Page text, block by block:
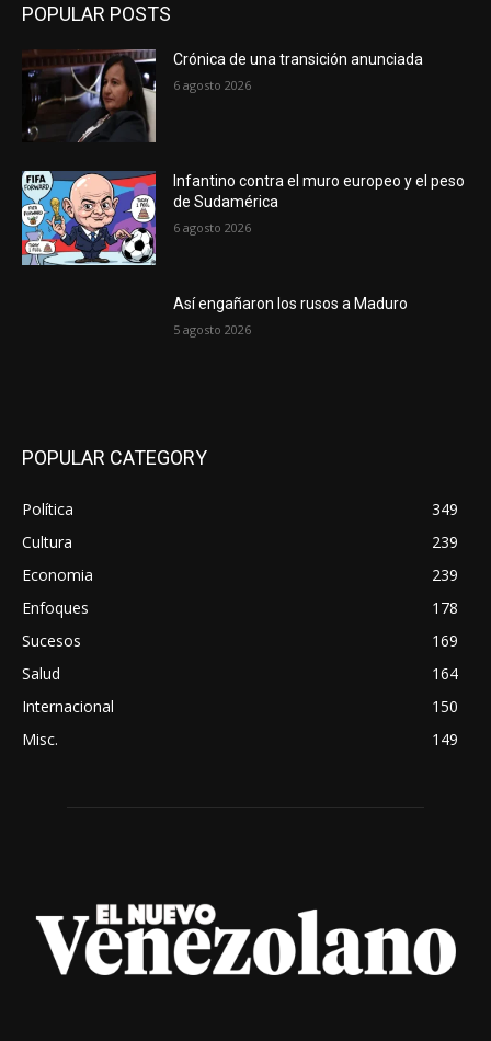
POPULAR POSTS
Crónica de una transición anunciada
6 agosto 2026
Infantino contra el muro europeo y el peso
de Sudamérica
6 agosto 2026
Así engañaron los rusos a Maduro
5 agosto 2026
POPULAR CATEGORY
Política
349
Cultura
239
Economia
239
Enfoques
178
Sucesos
169
Salud
164
Internacional
150
Misc.
149